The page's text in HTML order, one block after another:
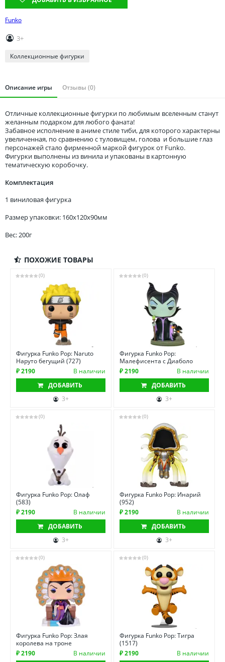
Томская область
Тюменская область
Funko
3+
Коллекционные фигурки
Описание игры Отзывы (0)
Отличные коллекционные фигурки по любимым вселенным станут
желанным подарком для любого фаната!
Забавное исполнение в аниме стиле тиби, для которого характерны
увеличенная, по сравнению с туловищем, голова и большие глаз
персонажей стало фирменной маркой фигурок от Funko.
Фигурки выполнены из винила и упакованы в картонную
тематическую коробочку.
Комплектация
1 виниловая фигурка
Размер упаковки: 160x120x90мм
Вес: 200г
ПОХОЖИЕ ТОВАРЫ
(0)
Фигурка Funko Pop: Naruto
Наруто бегущий (727)
₽ 2190
В наличии
ДОБАВИТЬ
3+
(0)
Фигурка Funko Pop:
Малефисента с Диаболо
₽ 2190
В наличии
ДОБАВИТЬ
3+
(0)
Фигурка Funko Pop: Олаф
(583)
₽ 2190
В наличии
ДОБАВИТЬ
3+
(0)
Фигурка Funko Pop: Инарий
(952)
₽ 2190
В наличии
ДОБАВИТЬ
3+
(0)
Фигурка Funko Pop: Злая
королева на троне
₽ 2190
В наличии
(0)
Фигурка Funko Pop: Тигра
(1517)
₽ 2190
В наличии